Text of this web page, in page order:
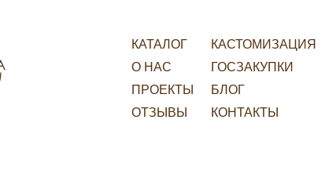
КАТАЛОГ
О НАС
ОТЗЫВЫ
ПРОЕКТЫ
КАСТОМИЗАЦИЯ
ГОСЗАКУПКИ
БЛОГ
КОНТАКТЫ